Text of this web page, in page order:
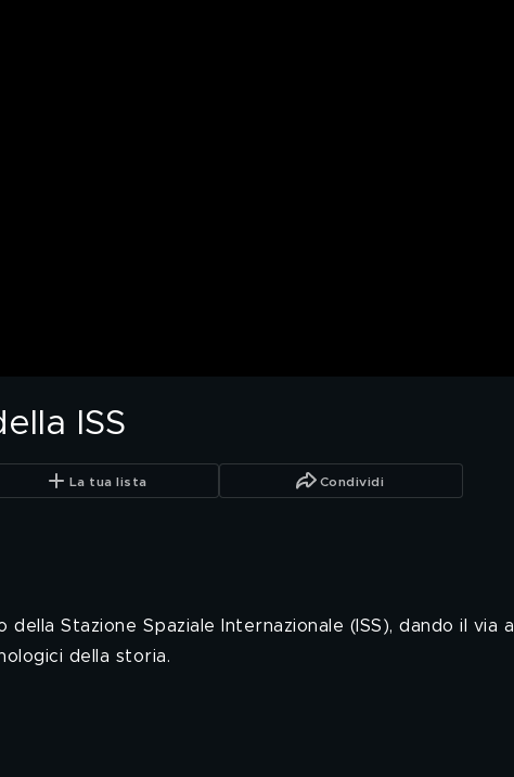
ISS
La tua lista Condividi
Stazione Spaziale Internazionale (ISS), dando il via a
della storia.